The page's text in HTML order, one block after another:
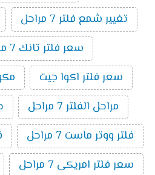
تغيير شمع فلتر 7 مراحل
سعر فلتر تانك 7 مراحل 2019
سعر فلتر اكوا جيت
مراحل الفلتر 7 مراحل
فلتر ووتر ماست 7 مراحل
سعر فلتر امريكى 7 مراحل